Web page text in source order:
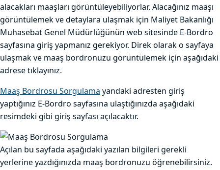
alacakları maaşları görüntüleyebiliyorlar. Alacağınız maaşı
görüntülemek ve detaylara ulaşmak için Maliyet Bakanlığı
Muhasebat Genel Müdürlüğünün web sitesinde E-Bordro
sayfasına giriş yapmanız gerekiyor. Direk olarak o sayfaya
ulaşmak ve maaş bordronuzu görüntülemek için aşağıdaki
adrese tıklayınız.
Maaş Bordrosu Sorgulama yandaki adresten giriş
yaptığınız E-Bordro sayfasına ulaştığınızda aşağıdaki
resimdeki gibi giriş sayfası açılacaktır.
Açılan bu sayfada aşağıdaki yazılan bilgileri gerekli
yerlerine yazdığınızda maaş bordronuzu öğrenebilirsiniz.